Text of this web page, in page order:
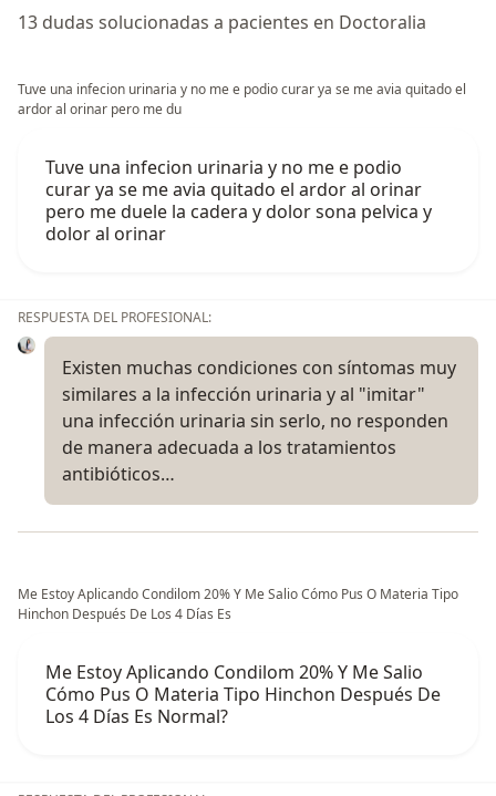
13 dudas solucionadas a pacientes en Doctoralia
Tuve una infecion urinaria y no me e podio curar ya se me avia quitado el
ardor al orinar pero me du
Tuve una infecion urinaria y no me e podio
curar ya se me avia quitado el ardor al orinar
pero me duele la cadera y dolor sona pelvica y
dolor al orinar
RESPUESTA DEL PROFESIONAL:
Existen muchas condiciones con síntomas muy
similares a la infección urinaria y al "imitar"
una infección urinaria sin serlo, no responden
de manera adecuada a los tratamientos
antibióticos…
Me Estoy Aplicando Condilom 20% Y Me Salio Cómo Pus O Materia Tipo
Hinchon Después De Los 4 Días Es
Me Estoy Aplicando Condilom 20% Y Me Salio
Cómo Pus O Materia Tipo Hinchon Después De
Los 4 Días Es Normal?